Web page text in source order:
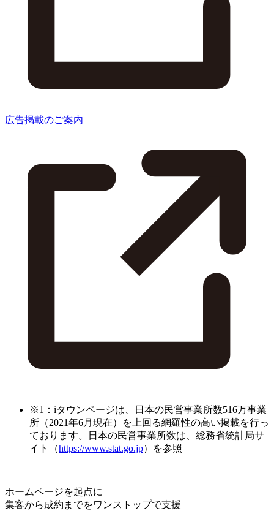
広告掲載のご案内
※1：iタウンページは、日本の民営事業所数516万事業
所（2021年6月現在）を上回る網羅性の高い掲載を行っ
ております。日本の民営事業所数は、総務省統計局サ
イト（https://www.stat.go.jp）を参照
ホームページを起点に
集客から成約までをワンストップで支援